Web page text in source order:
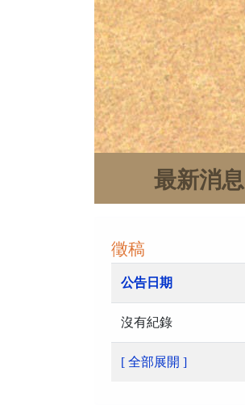
最新消息
徵稿
公告日期
沒有紀錄
[ 全部展開 ]